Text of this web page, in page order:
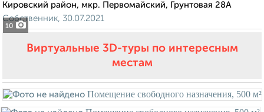
10
Кировский район, мкр. Первомайский, Грунтовая 28А
Собственник, 30.07.2021
Виртуальные 3D-туры по интересным
местам